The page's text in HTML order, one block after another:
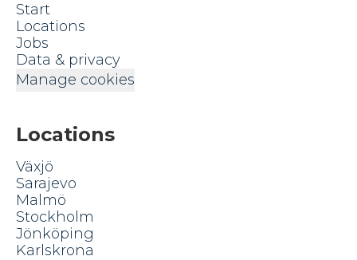
Start
Locations
Jobs
Data & privacy
Manage cookies
Locations
Växjö
Sarajevo
Malmö
Stockholm
Jönköping
Karlskrona